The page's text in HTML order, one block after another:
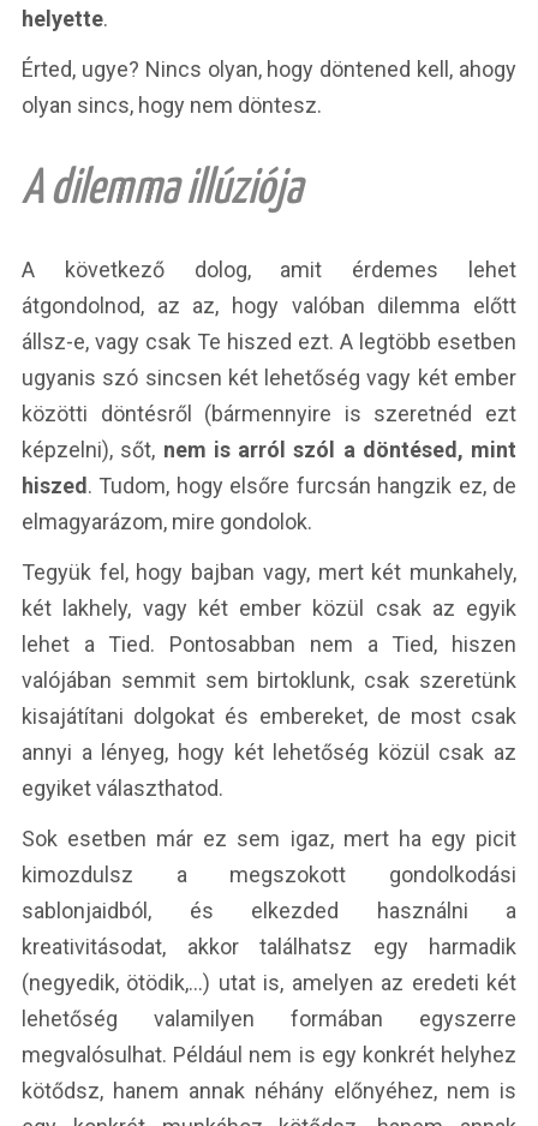
helyette.
Érted, ugye? Nincs olyan, hogy döntened kell, ahogy
olyan sincs, hogy nem döntesz.
A dilemma illúziója
A következő dolog, amit érdemes lehet
átgondolnod, az az, hogy valóban dilemma előtt
állsz-e, vagy csak Te hiszed ezt. A legtöbb esetben
ugyanis szó sincsen két lehetőség vagy két ember
közötti döntésről (bármennyire is szeretnéd ezt
képzelni), sőt, nem is arról szól a döntésed, mint
hiszed. Tudom, hogy elsőre furcsán hangzik ez, de
elmagyarázom, mire gondolok.
Tegyük fel, hogy bajban vagy, mert két munkahely,
két lakhely, vagy két ember közül csak az egyik
lehet a Tied. Pontosabban nem a Tied, hiszen
valójában semmit sem birtoklunk, csak szeretünk
kisajátítani dolgokat és embereket, de most csak
annyi a lényeg, hogy két lehetőség közül csak az
egyiket választhatod.
Sok esetben már ez sem igaz, mert ha egy picit
kimozdulsz a megszokott gondolkodási
sablonjaidból, és elkezded használni a
kreativitásodat, akkor találhatsz egy harmadik
(negyedik, ötödik,…) utat is, amelyen az eredeti két
lehetőség valamilyen formában egyszerre
megvalósulhat. Például nem is egy konkrét helyhez
kötődsz, hanem annak néhány előnyéhez, nem is